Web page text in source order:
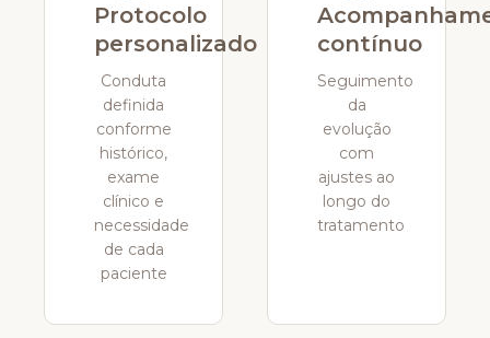
Protocolo
personalizado
Conduta
definida
conforme
histórico,
exame
clínico e
necessidade
de cada
paciente
contínuo
Seguimento
da
evolução
com
ajustes ao
longo do
tratamento